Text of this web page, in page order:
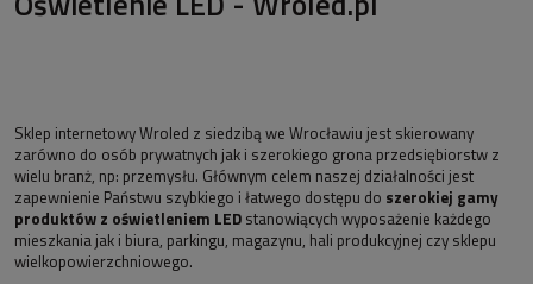
Sklep internetowy Wroled z siedzibą we Wrocławiu jest skierowany
zarówno do osób prywatnych jak i szerokiego grona przedsiębiorstw z
wielu branż, np: przemysłu. Głównym celem naszej działalności jest
zapewnienie Państwu szybkiego i łatwego dostępu do szerokiej gamy
produktów z oświetleniem LED stanowiących wyposażenie każdego
mieszkania jak i biura, parkingu, magazynu, hali produkcyjnej czy sklepu
wielkopowierzchniowego.